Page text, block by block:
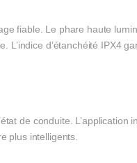
fiable. Le phare haute
d’étanchéité IPX4
de conduite.
plus intelligents.